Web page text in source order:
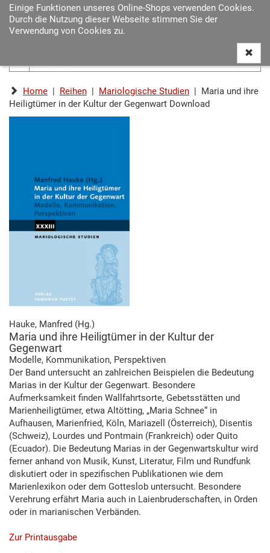
Einige Funktionen unseres Online-Shops verwenden Cookies.
Durch die Nutzung dieser Webseite stimmen Sie der
Verwendung von Cookies zu.
Home | Reihen | Mariologische Studien | Maria und ihre
Heiligtümer in der Kultur der Gegenwart Download
Hauke, Manfred (Hg.)
Maria und ihre Heiligtümer in der Kultur der
Gegenwart
Modelle, Kommunikation, Perspektiven
Der Band untersucht an zahlreichen Beispielen die Bedeutung
Marias in der Kultur der Gegenwart. Besondere
Aufmerksamkeit finden Wallfahrtsorte, Gebetsstätten und
Marienheiligtümer, etwa Altötting, „Maria Schnee“ in
Aufhausen, Marienfried, Köln, Mariazell (Österreich), Disentis
(Schweiz), Lourdes und Pontmain (Frankreich) oder Quito
(Ecuador). Die Bedeutung Marias in der Gegenwartskultur wird
ferner anhand von Musik, Kunst, Literatur, Film und Rundfunk
diskutiert oder in spezifischen Publikationen wie dem
Marienlexikon oder dem Gotteslob untersucht. Besondere
Verehrung erfährt Maria auch in Laienbruderschaften, in Orden
oder in marianischen Verbänden.
Zur Printausgabe